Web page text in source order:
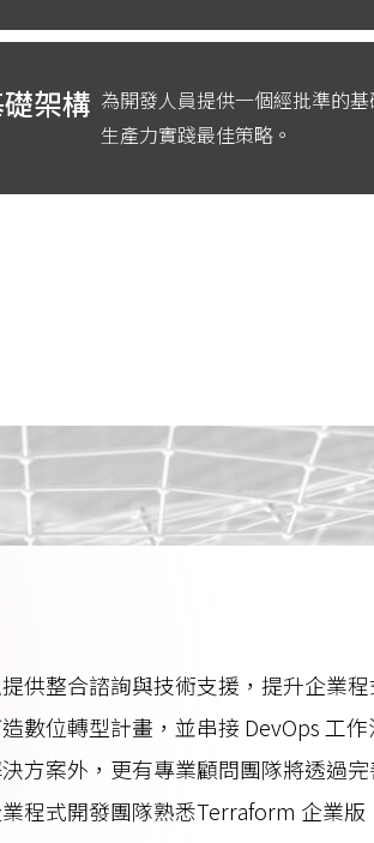
架構 為開發人員提供一個經批準的
生產力實踐最佳策略。
供整合諮詢與技術支援，提升企業
數位轉型計畫，並串接 DevOps 工
方案外，更有專業顧問團隊將透過
程式開發團隊熟悉Terraform 企業